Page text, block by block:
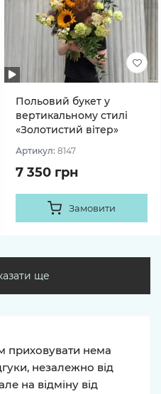
Польовий букет у
вертикальному стилі
«Золотистий вітер»
Артикул: 8147
7 350 грн
Замовити
ще
приховувати нема
незалежно від
на відміну від